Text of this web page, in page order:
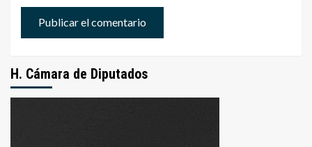
H. Cámara de Diputados